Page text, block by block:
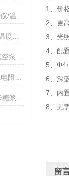
1、价
2、更
3、光
4、配
5、
6、深
7、内
8、无
留